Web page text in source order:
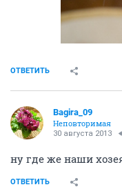
ОТВЕТИТЬ
Bagira_09
Неповторимая
30 августа 2013
ну где же наши
ОТВЕТИТЬ